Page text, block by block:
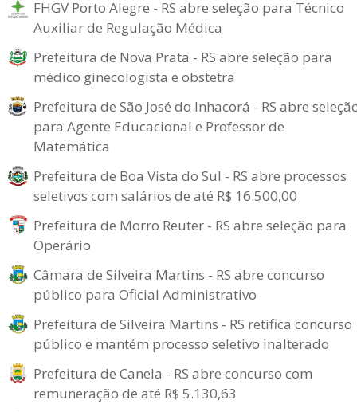
FHGV Porto Alegre - RS abre seleção para Técnico
Auxiliar de Regulação Médica
Prefeitura de Nova Prata - RS abre seleção para
médico ginecologista e obstetra
Prefeitura de São José do Inhacorá - RS abre
para Agente Educacional e Professor de
Matemática
Prefeitura de Boa Vista do Sul - RS abre processos
seletivos com salários de até R$ 16.500,00
Prefeitura de Morro Reuter - RS abre seleção para
Operário
Câmara de Silveira Martins - RS abre concurso
público para Oficial Administrativo
Prefeitura de Silveira Martins - RS retifica concurso
público e mantém processo seletivo inalterado
Prefeitura de Canela - RS abre concurso com
remuneração de até R$ 5.130,63